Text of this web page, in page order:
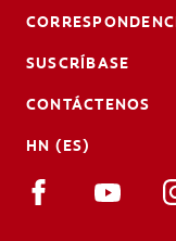
SUSCRÍBASE
CONTÁCTENOS
HN (ES)